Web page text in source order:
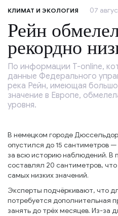
КЛИМАТ И ЭКОЛОГИЯ 07
Рейн
рекордно
По информации T-online,
данные Федерального
река Рейн, имеющая
значение в Европе,
уровня.
В немецком городе
опустился до 15 сантиметров
за всю историю наблюдений. В
составлял 20 сантиметров,
самых низких значений.
Эксперты подчёркивают, что
потребуется дополнительная
занять до трёх месяцев. Из-за